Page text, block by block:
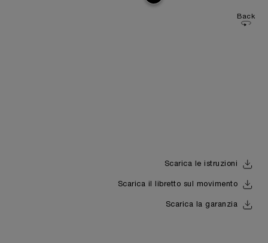
Back
Scarica le istruzioni
Scarica il libretto sul movimento
Scarica la garanzia